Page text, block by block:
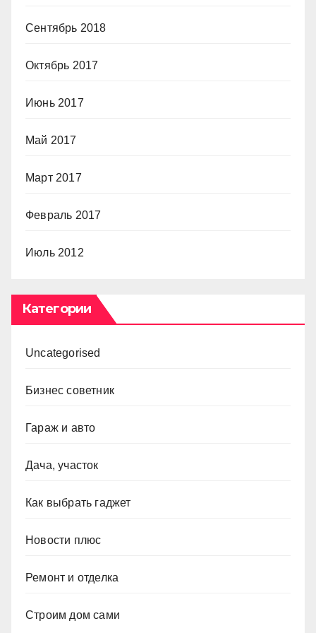
Сентябрь 2018
Октябрь 2017
Июнь 2017
Май 2017
Март 2017
Февраль 2017
Июль 2012
Категории
Uncategorised
Бизнес советник
Гараж и авто
Дача, участок
Как выбрать гаджет
Новости плюс
Ремонт и отделка
Строим дом сами